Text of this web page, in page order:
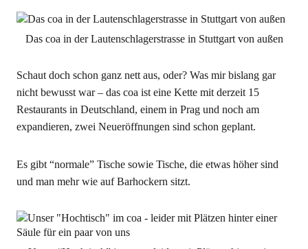
Das coa in der Lautenschlagerstrasse in Stuttgart von außen
Schaut doch schon ganz nett aus, oder? Was mir bislang gar
nicht bewusst war – das coa ist eine Kette mit derzeit 15
Restaurants in Deutschland, einem in Prag und noch am
expandieren, zwei Neueröffnungen sind schon geplant.
Es gibt “normale” Tische sowie Tische, die etwas höher sind
und man mehr wie auf Barhockern sitzt.